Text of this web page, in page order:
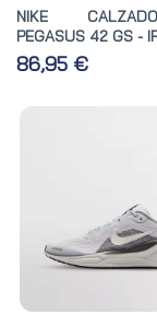
NIKE
PEGASUS 42 GS -
86,95 €